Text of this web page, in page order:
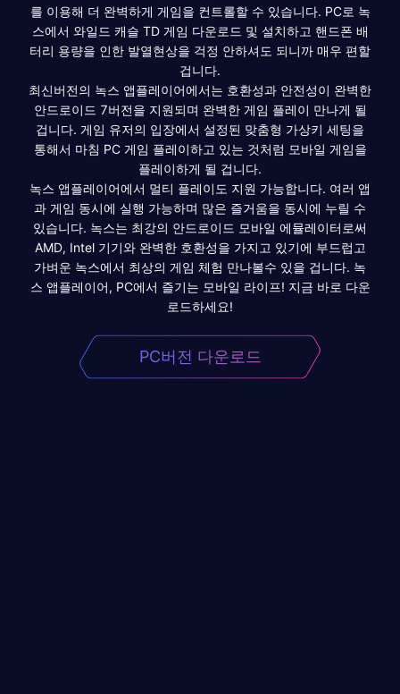
를 이용해 더 완벽하게 게임을 컨트롤할 수 있습니다. PC로 녹
스에서 와일드 캐슬 TD 게임 다운로드 및 설치하고 핸드폰 배
터리 용량을 인한 발열현상을 걱정 안하셔도 되니까 매우 편할
겁니다.
최신버전의 녹스 앱플레이어에서는 호환성과 안전성이 완벽한
안드로이드 7버전을 지원되며 완벽한 게임 플레이 만나게 될
겁니다. 게임 유저의 입장에서 설정된 맞춤형 가상키 세팅을
통해서 마침 PC 게임 플레이하고 있는 것처럼 모바일 게임을
플레이하게 될 겁니다.
녹스 앱플레이어에서 멀티 플레이도 지원 가능합니다. 여러 앱
과 게임 동시에 실행 가능하며 많은 즐거움을 동시에 누릴 수
있습니다. 녹스는 최강의 안드로이드 모바일 에뮬레이터로써
AMD, Intel 기기와 완벽한 호환성을 가지고 있기에 부드럽고
가벼운 녹스에서 최상의 게임 체험 만나볼수 있을 겁니다. 녹
스 앱플레이어, PC에서 즐기는 모바일 라이프! 지금 바로 다운
로드하세요!
PC버전 다운로드